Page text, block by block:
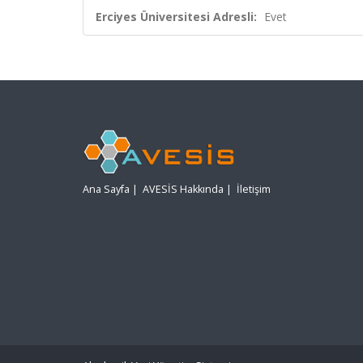
Erciyes Üniversitesi Adresli: Evet
Ana Sayfa | AVESİS Hakkında | İletişim